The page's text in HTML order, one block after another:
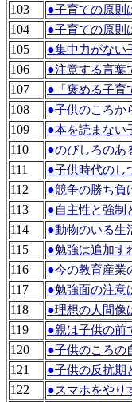
103 ●子育ての原則
104 ●子育ての原則
105 ●集中力がない
106 ●注意する言葉
107 ● 「褒める子
108 ●子供のころか
109 ●本を読まない
110 ●のびしろのあ
111 ●子供時代のし
112 ●競争の勝ち負
113 ●自主性と強制
114 ●動物のいる生
115 ●勉強は追加す
116 ●今の教育産業
117 ●勉強面の注意
118 ●理想の人間像
119 ●親は子供の前
120 ●子供のころの
121 ●子供の反抗期
122 ●スマホをや